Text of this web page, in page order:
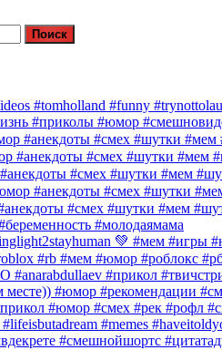
#tomholland #funny
#приколы #юмор
#анекдоты #смех #шутки #мем
#анекдоты #смех #шутки #мем
#смех #шутки #мем
#анекдоты #смех #шутки
#смех #шутки #мем
#молодаямама
💚 #мем #игры
#rb #мем #юмор #роблокс
#прикол
месте)) #юмор #рекомендации
#юмор #смех #рек #рофл
#memes
#смешнойшортс